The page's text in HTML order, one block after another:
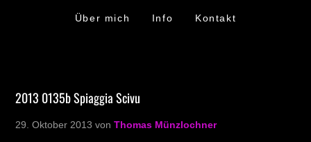
Über mich Info Kontakt
2013 0135b Spiaggia Scivu
29. Oktober 2013 vonThomas Münzlochner